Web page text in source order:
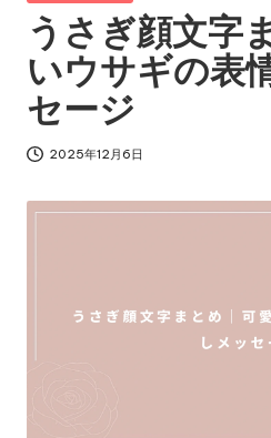
うさぎ顔文字
いウサギの表
セージ
2025年12月6日